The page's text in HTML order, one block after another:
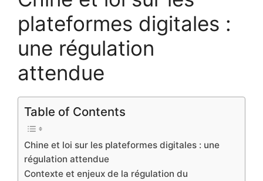
plateformes digitales :
une régulation
attendue
Table of Contents
Chine et loi sur les plateformes digitales : une
régulation attendue
Contexte et enjeux de la régulation du